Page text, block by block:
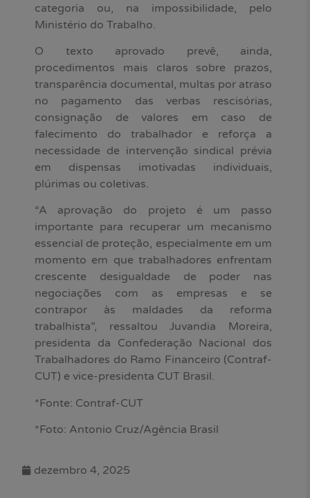
categoria ou, na impossibilidade, pelo
Ministério do Trabalho.
O texto aprovado prevê, ainda,
procedimentos mais claros sobre prazos,
transparência documental, multas por atraso
no pagamento das verbas rescisórias,
consignação de valores em caso de
falecimento do trabalhador e reforça a
necessidade de intervenção sindical prévia
em dispensas imotivadas individuais,
plúrimas ou coletivas.
“A aprovação do projeto é um passo
importante para recuperar um mecanismo
essencial de proteção, especialmente em um
momento em que trabalhadores enfrentam
crescente desigualdade de poder nas
negociações com as empresas e se
contrapor às maldades da reforma
trabalhista”, ressaltou Juvandia Moreira,
presidenta da Confederação Nacional dos
Trabalhadores do Ramo Financeiro (Contraf-
CUT) e vice-presidenta CUT Brasil.
*Fonte: Contraf-CUT
*Foto: Antonio Cruz/Agência Brasil
dezembro 4, 2025